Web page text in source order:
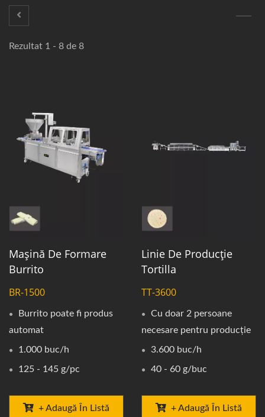
Rezultat 1 - 8 de 8
Mașină De Formare
Burrito
BR-1500
Burrito poate fi produs
automat
1.000 buc/h
125 - 145 g/pc
+ Adaugă În Listă
Linie De Producție
Tortilla
TT-3600
Cu doar 2 persoane
necesare pentru producție
3.600 buc/h
40 - 60 g/buc
+ Adaugă În Listă